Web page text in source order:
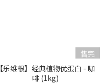
售完
【乐维根】经典植物优蛋白 - 咖
啡 (1kg)